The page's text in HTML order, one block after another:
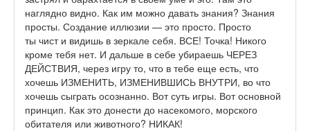
наглядно видно. Как им можно давать знания? Знания
просты. Создание иллюзии — это просто. Просто
ты чист и видишь в зеркале себя. ВСЕ! Точка! Никого
кроме тебя нет. И дальше в себе убираешь ЧЕРЕЗ
ДЕЙСТВИЯ, через игру то, что в тебе еще есть, что
хочешь ИЗМЕНИТЬ, ИЗМЕНИВШИСЬ ВНУТРИ, во что
хочешь сыграть осознанно. Вот суть игры. Вот основной
принцип. Как это донести до насекомого, морского
обитателя или животного? НИКАК!